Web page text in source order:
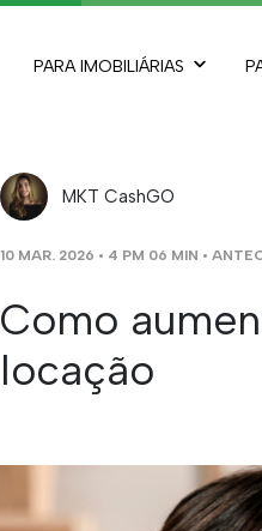
PARA IMOBILIÁRIAS
MKT CashGO
10 MAR. 2026 • 4 PM 06 MIN •
Como
locação